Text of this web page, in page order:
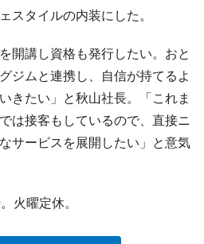
スタイルの内装にした。
開講し資格も発行したい。おと
ジムと連携し、自信が持てるよ
きたい」と秋山社長。「これま
は接客もしているので、直接ニ
サービスを展開したい」と意気
火曜定休。